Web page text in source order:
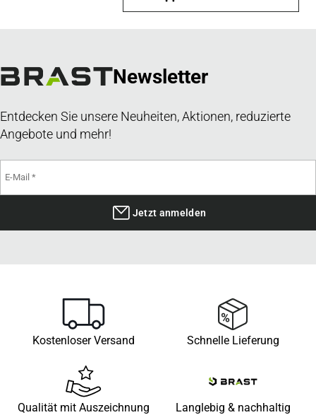
Newsletter
Entdecken Sie unsere Neuheiten, Aktionen, reduzierte
Angebote und mehr!
Jetzt anmelden
Kostenloser Versand Schnelle Lieferung
Qualität mit Auszeichnung Langlebig & nachhaltig